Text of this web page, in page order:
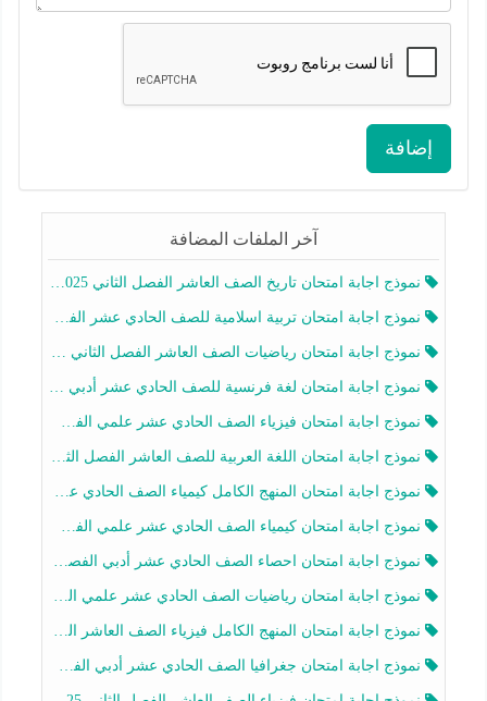
إضافة
آخر الملفات المضافة
نموذج اجابة امتحان تاريخ الصف العاشر الفصل الثاني 2025-2026
نموذج اجابة امتحان تربية اسلامية للصف الحادي عشر الفصل الثاني 2025-2026
نموذج اجابة امتحان رياضيات الصف العاشر الفصل الثاني 2025-2026
نموذج اجابة امتحان لغة فرنسية للصف الحادي عشر أدبي الفصل الثاني 2025-2026
نموذج اجابة امتحان فيزياء الصف الحادي عشر علمي الفصل الثاني 2025-2026
نموذج اجابة امتحان اللغة العربية للصف العاشر الفصل الثاني 2025-2026
نموذج اجابة امتحان المنهج الكامل كيمياء الصف الحادي عشر علمي الفصل الثاني 2025-2026
نموذج اجابة امتحان كيمياء الصف الحادي عشر علمي الفصل الثاني 2025-2026
نموذج اجابة امتحان احصاء الصف الحادي عشر أدبي الفصل الثاني 2025-2026
نموذج اجابة امتحان رياضيات الصف الحادي عشر علمي الفصل الثاني 2025-2026
نموذج اجابة امتحان المنهج الكامل فيزياء الصف العاشر الفصل الثاني 2025-2026
نموذج اجابة امتحان جغرافيا الصف الحادي عشر أدبي الفصل الثاني 2025-2026